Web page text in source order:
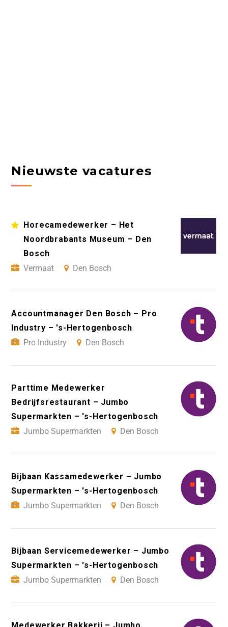
Nieuwste vacatures
Horecamedewerker – Het
Noordbrabants Museum – Den
Bosch
Vermaat
Den Bosch
Accountmanager Den Bosch – Pro
Industry – 's-Hertogenbosch
Pro Industry
Den Bosch
Parttime Medewerker
Bedrijfsrestaurant – Jumbo
Supermarkten – 's-Hertogenbosch
Jumbo Supermarkten
Den Bosch
Bijbaan Kassamedewerker – Jumbo
Supermarkten – 's-Hertogenbosch
Jumbo Supermarkten
Den Bosch
Bijbaan Servicemedewerker – Jumbo
Supermarkten – 's-Hertogenbosch
Jumbo Supermarkten
Den Bosch